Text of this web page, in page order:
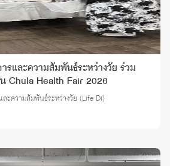
และความสัมพันธ์ระหว่างวัย ร่วม
Chula Health Fair 2026
ะความสัมพันธ์ระหว่างวัย (Life Di)